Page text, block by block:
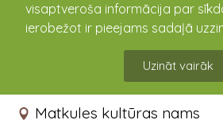
visaptveroša informācija par
ierobežot ir pieejams sadaļā
Uzināt vairāk
Trešās adventes
ieskandināšana
15.12.2024 18:00
Matkules kultūras nams